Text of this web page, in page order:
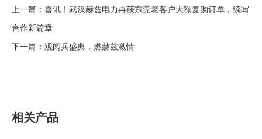
上一篇： 喜讯！武汉赫兹电力再获东莞老客户大额复购订单，续写
合作新篇章
下一篇： 观阅兵盛典，燃赫兹激情
相关产品